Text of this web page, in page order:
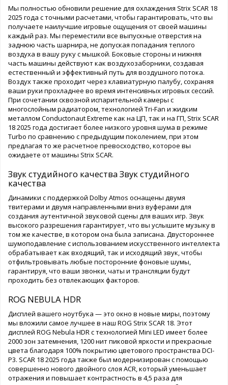
Мы полностью обновили решение для охлаждения Strix SCAR 18
2025 года с точными расчетами, чтобы гарантировать, что вы
получаете наилучшие игровые ощущения от своей машины
каждый раз. Мы переместили все выпускные отверстия на
заднюю часть шарнира, не допуская попадания теплого
воздуха в вашу руку с мышкой. Боковые стороны и нижняя
часть машины действуют как воздухозаборники, создавая
естественный и эффективный путь для воздушного потока.
Воздух также проходит через клавиатурную палубу, сохраняя
ваши руки прохладнее во время интенсивных игровых сессий.
При сочетании сквозной испарительной камеры с
многослойным радиатором, технологией Tri-Fan и жидким
металлом Conductonaut Extreme как на ЦП, так и на ГП, Strix SCAR
18 2025 года достигает более низкого уровня шума в режиме
Turbo по сравнению с предыдущим поколением, при этом
предлагая то же расчетное превосходство, которое вы
ожидаете от машины Strix SCAR.
Звук студийного качества Звук студийного
качества
Динамики с поддержкой Dolby Atmos оснащены двумя
твитерами и двумя направленными вниз вуферами для
создания аутентичной звуковой сцены для ваших игр. Звук
высокого разрешения гарантирует, что вы услышите музыку в
том же качестве, в котором она была записана. Двустороннее
шумоподавление с использованием искусственного интеллекта
обрабатывает как входящий, так и исходящий звук, чтобы
отфильтровывать любые посторонние фоновые шумы,
гарантируя, что ваши звонки, чаты и трансляции будут
проходить без отвлекающих факторов.
ROG NEBULA HDR
Дисплей вашего ноутбука — это окно в новые миры, поэтому
мы вложили самое лучшее в наш ROG Strix SCAR 18. Этот
дисплей ROG Nebula HDR с технологией Mini LED имеет более
2000 зон затемнения, 1200 нит пиковой яркости и прекрасные
цвета благодаря 100% покрытию цветового пространства DCI-
P3. SCAR 18 2025 года также был модернизирован с помощью
совершенно нового двойного слоя ACR, который уменьшает
отражения и повышает контрастность в 4,5 раза для